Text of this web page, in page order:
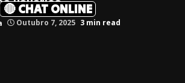
🔴 CHAT ONLINE
Outubro 7, 2025 3 min read